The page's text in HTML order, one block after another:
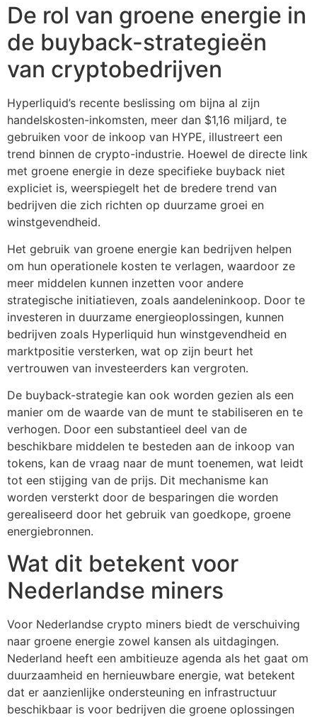
De rol van groene energie in
de buyback-strategieën
van cryptobedrijven
Hyperliquid’s recente beslissing om bijna al zijn
handelskosten-inkomsten, meer dan $1,16 miljard, te
gebruiken voor de inkoop van HYPE, illustreert een
trend binnen de crypto-industrie. Hoewel de directe link
met groene energie in deze specifieke buyback niet
expliciet is, weerspiegelt het de bredere trend van
bedrijven die zich richten op duurzame groei en
winstgevendheid.
Het gebruik van groene energie kan bedrijven helpen
om hun operationele kosten te verlagen, waardoor ze
meer middelen kunnen inzetten voor andere
strategische initiatieven, zoals aandeleninkoop. Door te
investeren in duurzame energieoplossingen, kunnen
bedrijven zoals Hyperliquid hun winstgevendheid en
marktpositie versterken, wat op zijn beurt het
vertrouwen van investeerders kan vergroten.
De buyback-strategie kan ook worden gezien als een
manier om de waarde van de munt te stabiliseren en te
verhogen. Door een substantieel deel van de
beschikbare middelen te besteden aan de inkoop van
tokens, kan de vraag naar de munt toenemen, wat leidt
tot een stijging van de prijs. Dit mechanisme kan
worden versterkt door de besparingen die worden
gerealiseerd door het gebruik van goedkope, groene
energiebronnen.
Wat dit betekent voor
Nederlandse miners
Voor Nederlandse crypto miners biedt de verschuiving
naar groene energie zowel kansen als uitdagingen.
Nederland heeft een ambitieuze agenda als het gaat om
duurzaamheid en hernieuwbare energie, wat betekent
dat er aanzienlijke ondersteuning en infrastructuur
beschikbaar is voor bedrijven die groene oplossingen